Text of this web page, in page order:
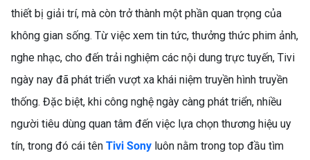
thiết bị giải trí, mà còn trở thành một phần quan trọng của
không gian sống. Từ việc xem tin tức, thưởng thức phim ảnh,
nghe nhạc, cho đến trải nghiệm các nội dung trực tuyến, Tivi
ngày nay đã phát triển vượt xa khái niệm truyền hình truyền
thống. Đặc biệt, khi công nghệ ngày càng phát triển, nhiều
người tiêu dùng quan tâm đến việc lựa chọn thương hiệu uy
tín, trong đó cái tên Tivi Sonyluôn nằm trong top đầu tìm